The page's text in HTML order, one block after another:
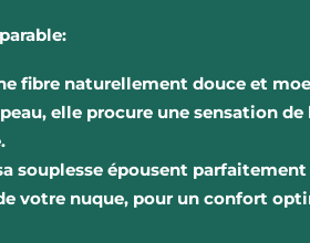
fibre naturellement douce et
elle procure une sensation de
souplesse épousent
votre nuque, pour un confort